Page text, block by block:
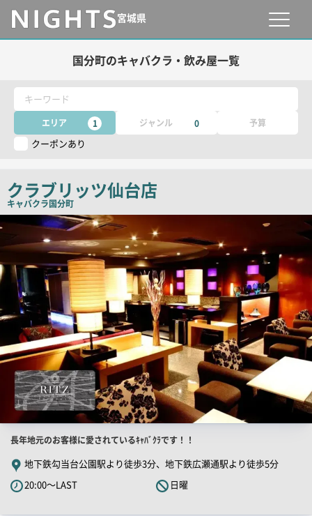
宮城県
国分町のキャバクラ・飲み屋一覧
キーワード
エリア 1 ジャンル 0 予算
クーポンあり
クラブリッツ仙台店
キャバクラ国分町
店
舗
画
像
店
舗
PR
キ
長年地元のお客様に愛されているｷｬﾊﾞｸﾗです！！
地下鉄勾当台公園駅より徒歩3分、地下鉄広瀬通駅より徒歩5分
20:00～LAST
日曜